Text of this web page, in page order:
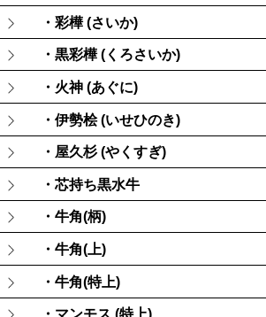
・彩樺 (さいか)
・黒彩樺 (くろさいか)
・火神 (あぐに)
・伊勢桧 (いせひのき)
・屋久杉 (やくすぎ)
・芯持ち黒水牛
・牛角(柄)
・牛角(上)
・牛角(特上)